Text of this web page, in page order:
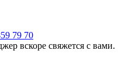
79 70
вскоре свяжется с вами.